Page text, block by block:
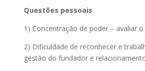
Questões pessoais
1) Concentração de poder – avaliar
2) Dificuldade de reconhecer e
gestão do fundador e